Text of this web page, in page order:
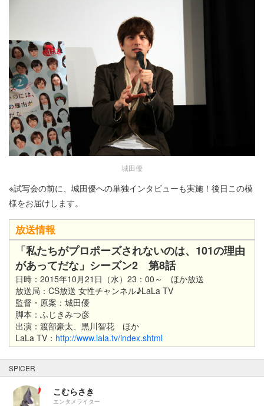
城田優
※試写会の前に、城田優への単独インタビューも実施！後日この模
様をお届けします。
放送情報
「私たちがプロポーズされないのは、101の理由
があってだな」シーズン2 第8話
日時：2015年10月21日（水）23：00～ ほか放送
放送局：CS放送 女性チャンネル♪LaLa TV
監督・原案：城田優
脚本：ふじきみつ彦
出演：渡部豪太、黒川智花 ほか
LaLa TV： http://www.lala.tv/index.shtml​
SPICER
こむらさき
エンタメライター